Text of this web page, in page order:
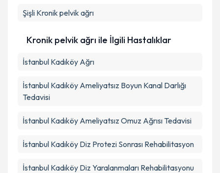
Şişli Kronik pelvik ağrı
Kronik pelvik ağrı ile İlgili Hastalıklar
İstanbul Kadıköy Ağrı
İstanbul Kadıköy Ameliyatsız Boyun Kanal Darlığı
Tedavisi
İstanbul Kadıköy Ameliyatsız Omuz Ağrısı Tedavisi
İstanbul Kadıköy Diz Protezi Sonrası Rehabilitasyon
İstanbul Kadıköy Diz Yaralanmaları Rehabilitasyonu